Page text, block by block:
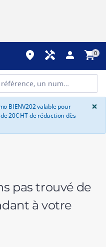
place handyman person shopping_cart0
BIENV202 valable pour
20€ HT de réduction dès
×
pas trouvé de
à votre